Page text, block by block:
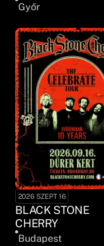
Győr
2026 SZEPT 16
BLACK STONE
CHERRY
Budapest